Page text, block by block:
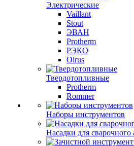
Электрические
Vaillant
Stout
ЭВАН
Protherm
РЭКО
Olrus
Твердотопливные
Protherm
Rommer
Наборы инструментов
Насадки для сварочного